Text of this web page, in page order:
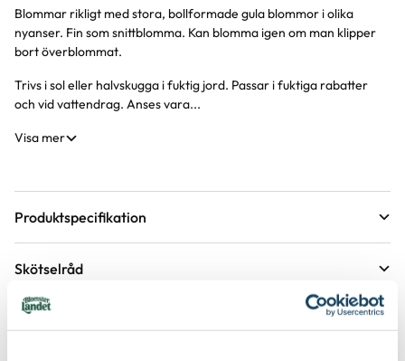
Produktinformation
Blommar rikligt med stora, bollformade gula blommor i olika
nyanser. Fin som snittblomma. Kan blomma igen om man klipper
bort överblommat.
Trivs i sol eller halvskugga i fuktig jord. Passar i fuktiga rabatter
och vid vattendrag. Anses vara...
Visa mer
Produktspecifikation
Krukstorlek
Förväntad sluthöjd Höjd på trädgårdsväxter
Skötselråd
Läge Sol till halvskugga
Etableringsråd - så får du en lyckad plantering och